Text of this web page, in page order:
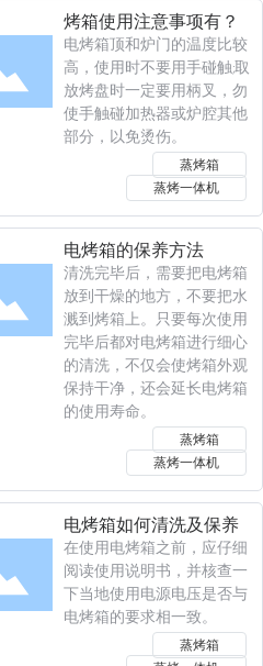
烤箱使用注意事项有？
电烤箱顶和炉门的温度比较
高，使用时不要用手碰触;取
放烤盘时一定要用柄叉，勿
使手触碰加热器或炉腔其他
部分，以免烫伤。
蒸烤箱
蒸烤一体机
电烤箱的保养方法
清洗完毕后，需要把电烤箱
放到干燥的地方，不要把水
溅到烤箱上。只要每次使用
完毕后都对电烤箱进行细心
的清洗，不仅会使烤箱外观
保持干净，还会延长电烤箱
的使用寿命。
蒸烤箱
蒸烤一体机
电烤箱如何清洗及保养
在使用电烤箱之前，应仔细
阅读使用说明书，并核查一
下当地使用电源电压是否与
电烤箱的要求相一致。
蒸烤箱